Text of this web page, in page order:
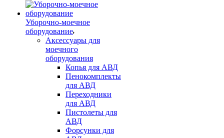
Уборочно-моечное
оборудование
Аксессуары для
моечного
оборудования
Копья для АВД
Пенокомплекты
для АВД
Переходники
для АВД
Пистолеты для
АВД
Форсунки для